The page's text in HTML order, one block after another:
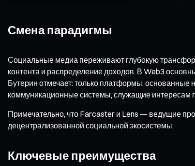
Смена парадигмы
Социальные медиа переживают глубокую
контента и распределение доходов. В Web3
Бутерин отмечает: только платформы,
коммуникационные системы, служащие интересам
Примечательно, что Farcaster и Lens — ведущие
децентрализованной социальной экосистемы.
Ключевые преимущества